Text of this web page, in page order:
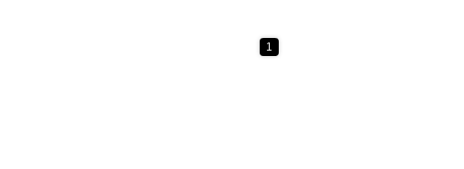
1